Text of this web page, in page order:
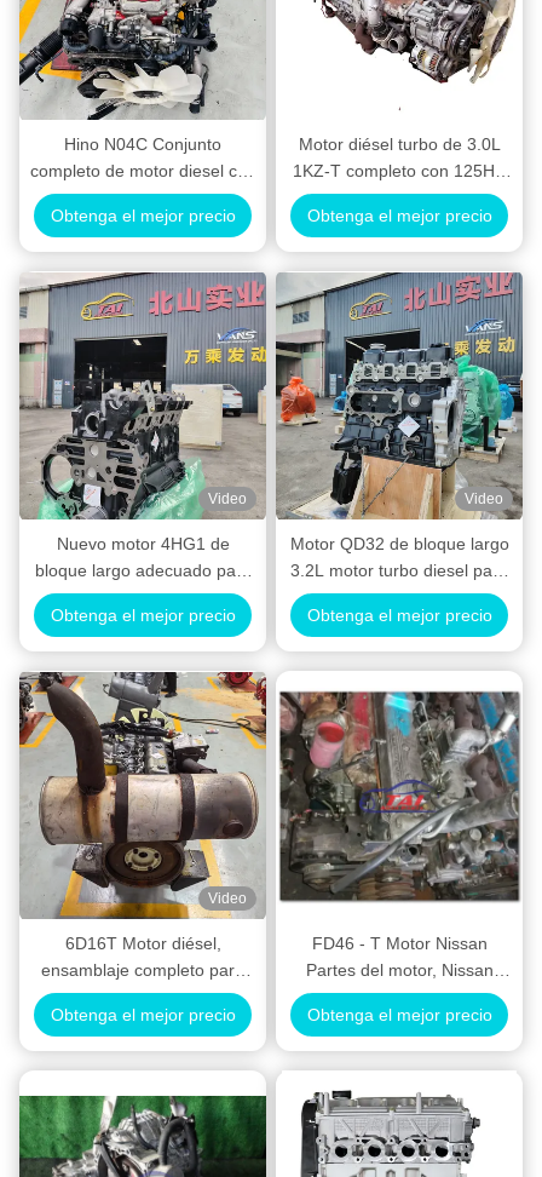
Hino N04C Conjunto
completo de motor diesel con
inyección de tren común con
turbointercooler para
emisiones Euro4/Euro5
Obtenga el mejor precio
Motor diésel turbo de 3.0L
1KZ-T completo con 125HP
de potencia y refrigeración
por agua para SUV y
camionetas Toyota
Obtenga el mejor precio
Video
Nuevo motor 4HG1 de
bloque largo adecuado para
el motor diesel Isuzu 4HG1
Obtenga el mejor precio
Video
Motor QD32 de bloque largo
3.2L motor turbo diesel para
Nissan Dongfeng Pickup OE
Referencia 11001-6T900
Obtenga el mejor precio
Video
6D16T Motor diésel,
ensamblaje completo para
excavadora de construcción
Obtenga el mejor precio
FD46 - T Motor Nissan
Partes del motor, Nissan
Partes del coche TD27 YD25
ZD30
Obtenga el mejor precio